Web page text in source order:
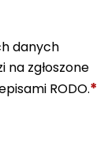
danych
zgłoszone
RODO.*